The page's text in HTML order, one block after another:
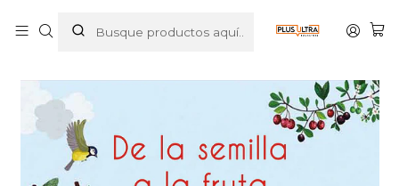
DE LA SEMILLA A LA FRUTA - PLANETA JUNIOR